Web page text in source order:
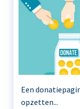
Een
opzetten...